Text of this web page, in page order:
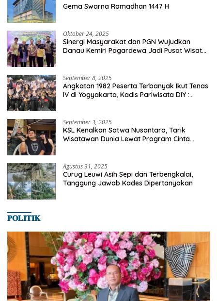
Gema Swarna Ramadhan 1447 H
Oktober 24, 2025
Sinergi Masyarakat dan PGN Wujudkan
Danau Kemiri Pagardewa Jadi Pusat Wisata
September 8, 2025
Angkatan 1982 Peserta Terbanyak Ikut Tenas
IV di Yogyakarta, Kadis Pariwisata DIY :
September 3, 2025
KSL Kenalkan Satwa Nusantara, Tarik
Wisatawan Dunia Lewat Program Cinta
Agustus 31, 2025
Curug Leuwi Asih Sepi dan Terbengkalai,
Tanggung Jawab Kades Dipertanyakan
𝐏𝐎𝐋𝐈𝐓𝐈𝐊